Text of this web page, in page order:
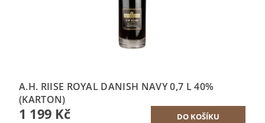
A.H. RIISE ROYAL DANISH NAVY 0,7 L 40%
(KARTON)
1 199 Kč